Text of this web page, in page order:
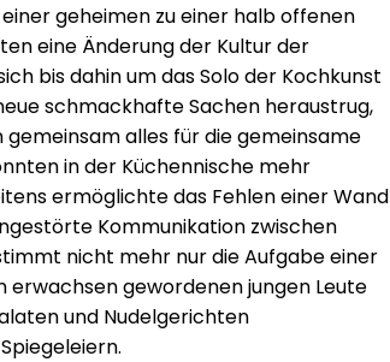
geheimen zu einer halb offenen
eine Änderung der Kultur der
bis dahin um das Solo der Kochkunst
schmackhafte Sachen heraustrug,
alles für die gemeinsame
in der Küchennische mehr
ermöglichte das Fehlen einer Wand
Kommunikation zwischen
nicht mehr nur die Aufgabe einer
erwachsen gewordenen jungen Leute
und Nudelgerichten